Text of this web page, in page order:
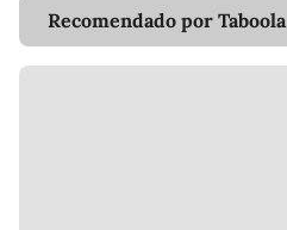
Recomendado por Taboola